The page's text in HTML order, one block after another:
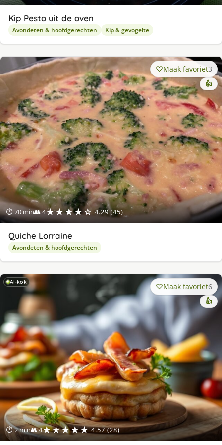
Kip Pesto uit de oven
Avondeten & hoofdgerechten Kip & gevogelte
⏱ 70 min👥 4★★★★☆ 4.29 (45)
Maak favoriet3
👍
Quiche Lorraine
Avondeten & hoofdgerechten
AI-kok
⏱ 2 min👥 4★★★★★ 4.57 (28)
Maak favoriet6
👍